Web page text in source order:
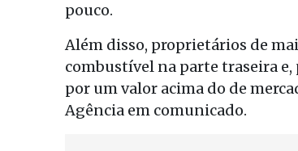
pouco.
Além disso, proprietários de
combustível na parte traseira
por um valor acima do de
Agência em comunicado.